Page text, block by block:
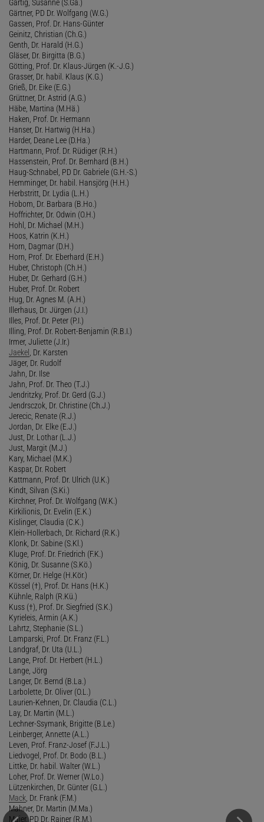
Gärtig, Susanne (S.Gä.)
Gärtner, PD Dr. Wolfgang (W.G.)
Gassen, Prof. Dr. Hans-Günter
Geinitz, Christian (Ch.G.)
Genth, Dr. Harald (H.G.)
Gläser, Dr. Birgitta (B.G.)
Götting, Prof. Dr. Klaus-Jürgen (K.-J.G.)
Grasser, Dr. habil. Klaus (K.G.)
Grieß, Dr. Eike (E.G.)
Grüttner, Dr. Astrid (A.G.)
Häbe, Martina (M.Hä.)
Haken, Prof. Dr. Hermann
Hanser, Dr. Hartwig (H.Ha.)
Harder, Deane Lee (D.Ha.)
Hartmann, Prof. Dr. Rüdiger (R.H.)
Hassenstein, Prof. Dr. Bernhard (B.H.)
Haug-Schnabel, PD Dr. Gabriele (G.H.-S.)
Hemminger, Dr. habil. Hansjörg (H.H.)
Herbstritt, Dr. Lydia (L.H.)
Hobom, Dr. Barbara (B.Ho.)
Hoffrichter, Dr. Odwin (O.H.)
Hohl, Dr. Michael (M.H.)
Hoos, Katrin (K.H.)
Horn, Dagmar (D.H.)
Horn, Prof. Dr. Eberhard (E.H.)
Huber, Christoph (Ch.H.)
Huber, Dr. Gerhard (G.H.)
Huber, Prof. Dr. Robert
Hug, Dr. Agnes M. (A.H.)
Illerhaus, Dr. Jürgen (J.I.)
Illes, Prof. Dr. Peter (P.I.)
Illing, Prof. Dr. Robert-Benjamin (R.B.I.)
Irmer, Juliette (J.Ir.)
Jaekel , Dr. Karsten
Jäger, Dr. Rudolf
Jahn, Dr. Ilse
Jahn, Prof. Dr. Theo (T.J.)
Jendritzky, Prof. Dr. Gerd (G.J.)
Jendrsczok, Dr. Christine (Ch.J.)
Jerecic, Renate (R.J.)
Jordan, Dr. Elke (E.J.)
Just, Dr. Lothar (L.J.)
Just, Margit (M.J.)
Kary, Michael (M.K.)
Kaspar, Dr. Robert
Kattmann, Prof. Dr. Ulrich (U.K.)
Kindt, Silvan (S.Ki.)
Kirchner, Prof. Dr. Wolfgang (W.K.)
Kirkilionis, Dr. Evelin (E.K.)
Kislinger, Claudia (C.K.)
Klein-Hollerbach, Dr. Richard (R.K.)
Klonk, Dr. Sabine (S.Kl.)
Kluge, Prof. Dr. Friedrich (F.K.)
König, Dr. Susanne (S.Kö.)
Körner, Dr. Helge (H.Kör.)
Kössel (†), Prof. Dr. Hans (H.K.)
Kühnle, Ralph (R.Kü.)
Kuss (†), Prof. Dr. Siegfried (S.K.)
Kyrieleis, Armin (A.K.)
Lahrtz, Stephanie (S.L.)
Lamparski, Prof. Dr. Franz (F.L.)
Landgraf, Dr. Uta (U.L.)
Lange, Prof. Dr. Herbert (H.L.)
Lange, Jörg
Langer, Dr. Bernd (B.La.)
Larbolette, Dr. Oliver (O.L.)
Laurien-Kehnen, Dr. Claudia (C.L.)
Lay, Dr. Martin (M.L.)
Lechner-Ssymank, Brigitte (B.Le.)
Leinberger, Annette (A.L.)
Leven, Prof. Franz-Josef (F.J.L.)
Liedvogel, Prof. Dr. Bodo (B.L.)
Littke, Dr. habil. Walter (W.L.)
Loher, Prof. Dr. Werner (W.Lo.)
Lützenkirchen, Dr. Günter (G.L.)
Mack , Dr. Frank (F.M.)
Mahner, Dr. Martin (M.Ma.)
Maier, PD Dr. Rainer (R.M.)